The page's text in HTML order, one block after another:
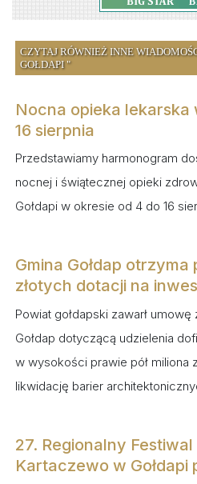
CZYTAJ RÓWNIEŻ INNE
GOŁDAPI "
Nocna opieka lekarska
16 sierpnia
Przedstawiamy harmonogram
nocnej i świątecznej opieki
Gołdapi w okresie od 4 do 16
Gmina Gołdap otrzyma
złotych dotacji na
Powiat gołdapski zawarł umowę
Gołdap dotyczącą udzielenia
w wysokości prawie pół miliona
likwidację barier
27. Regionalny
Kartaczewo w Gołdapi